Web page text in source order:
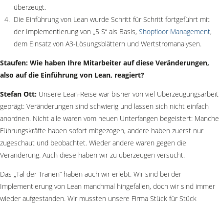
überzeugt.
Die Einführung von Lean wurde Schritt für Schritt fortgeführt mit
der Implementierung von „5 S“ als Basis, Shopfloor Management,
dem Einsatz von A3-Lösungsblättern und Wertstromanalysen.
Staufen: Wie haben Ihre Mitarbeiter auf diese Veränderungen,
also auf die Einführung von Lean, reagiert?
Stefan Ott: Unsere Lean-Reise war bisher von viel Überzeugungsarbeit
geprägt: Veränderungen sind schwierig und lassen sich nicht einfach
anordnen. Nicht alle waren vom neuen Unterfangen begeistert: Manche
Führungskräfte haben sofort mitgezogen, andere haben zuerst nur
zugeschaut und beobachtet. Wieder andere waren gegen die
Veränderung. Auch diese haben wir zu überzeugen versucht.
Das „Tal der Tränen“ haben auch wir erlebt. Wir sind bei der
Implementierung von Lean manchmal hingefallen, doch wir sind immer
wieder aufgestanden. Wir mussten unsere Firma Stück für Stück